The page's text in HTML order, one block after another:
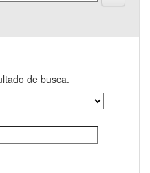
de busca.